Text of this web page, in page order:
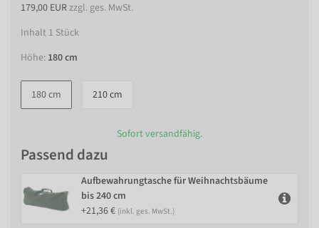
179,00 EURzzgl. ges. MwSt.
Inhalt 1 Stück
Höhe: 180 cm
180 cm 210 cm
Sofort versandfähig.
Passend dazu
Aufbewahrungtasche für Weihnachtsbäume
bis 240 cm
+21,36 € (inkl. ges. MwSt.)